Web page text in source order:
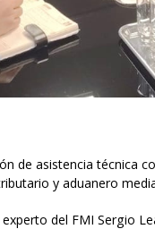
de asistencia técnica
y aduanero
del FMI Sergio